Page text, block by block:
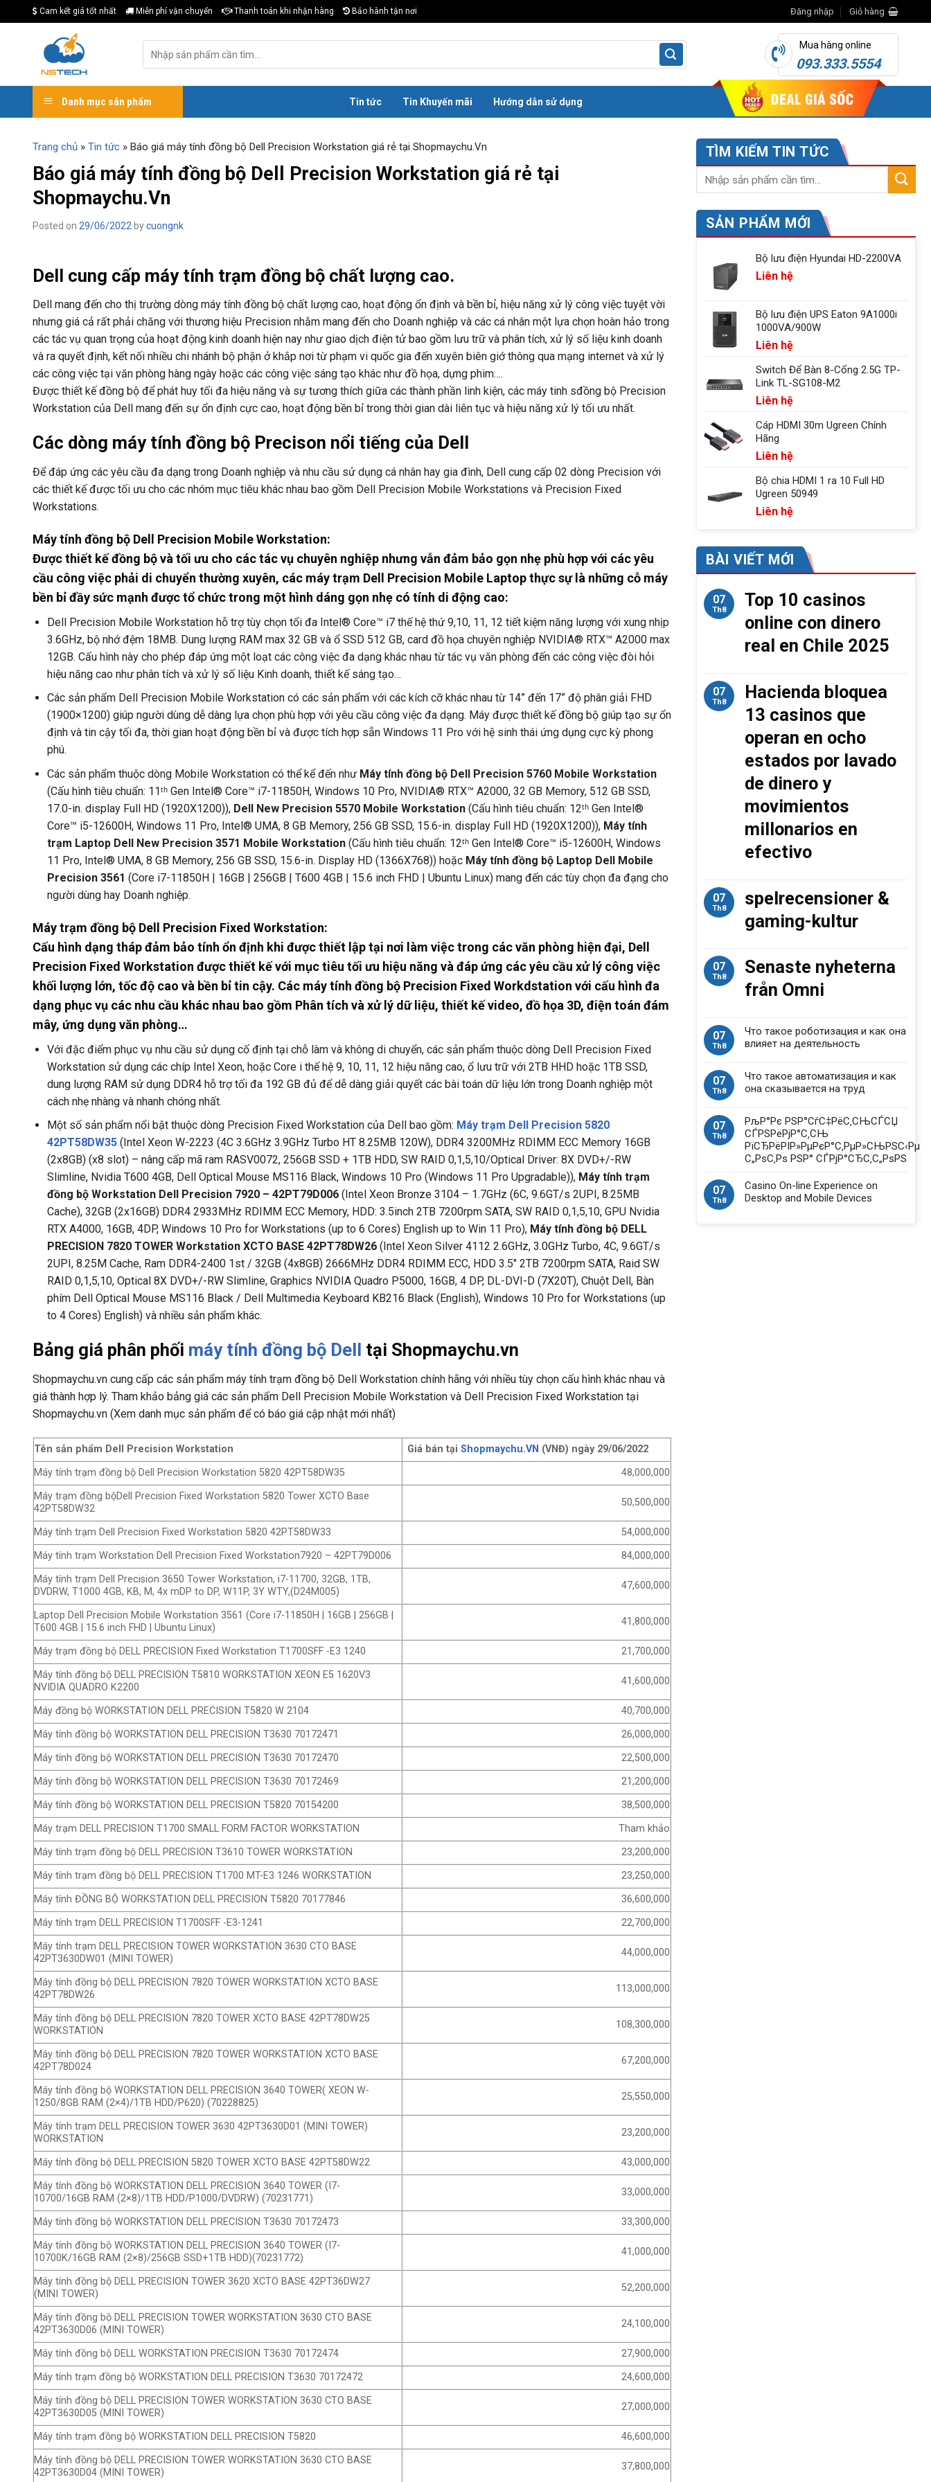
to
Cam kết giá tốt nhất Miễn phí vận chuyển Thanh toán khi nhận hàng Bảo hành tận nơi Đăng nhập Giỏ hàng
kiếm:
Mua hàng online
093.333.5554
Danh mục sản phẩm Tin tức Tin Khuyến mãi Hướng dẫn sử dụng
Trang chủ » Tin tức » Báo giá máy tính đồng bộ Dell Precision Workstation giá rẻ tại Shopmaychu.Vn
Báo giá máy tính đồng bộ Dell Precision Workstation giá rẻ tại
Shopmaychu.Vn
Posted on 29/06/2022 bycuongnk
Dell cung cấp máy tính trạm đồng bộ chất lượng cao.
Dell mang đến cho thị trường dòng máy tính đồng bộ chất lượng cao, hoạt động ổn định và bền bỉ, hiệu năng xử lý công việc tuyệt vời
nhưng giá cả rất phải chăng với thương hiệu Precision nhằm mang đến cho Doanh nghiệp và các cá nhân một lựa chọn hoàn hảo trong
các tác vụ quan trọng của hoạt động kinh doanh hiện nay như giao dịch điện tử bao gồm lưu trữ và phân tích, xử lý số liệu kinh doanh
và ra quyết định, kết nối nhiều chi nhánh bộ phận ở khắp nơi từ phạm vi quốc gia đến xuyên biên giớ thông qua mạng internet và xử lý
các công việc tại văn phòng hàng ngày hoặc các công việc sáng tạo khác như đồ họa, dựng phim….
Được thiết kế đồng bộ để phát huy tối đa hiệu năng và sự tương thích giữa các thành phần linh kiện, các máy tinh sđồng bộ Precision
Workstation của Dell mang đến sự ổn định cực cao, hoạt động bền bỉ trong thời gian dài liên tục và hiệu năng xử lý tối ưu nhất.
Các dòng máy tính đồng bộ Precison nổi tiếng của Dell
Để đáp ứng các yêu cầu đa dạng trong Doanh nghiệp và nhu cầu sử dụng cá nhân hay gia đình, Dell cung cấp 02 dòng Precision với
các thiết kế được tối ưu cho các nhóm mục tiêu khác nhau bao gồm Dell Precision Mobile Workstations và Precision Fixed
Workstations.
Máy tính đồng bộ Dell Precision Mobile Workstation:
Được thiết kế đồng bộ và tối ưu cho các tác vụ chuyên nghiệp nhưng vẫn đảm bảo gọn nhẹ phù hợp với các yêu
cầu công việc phải di chuyển thường xuyên, các máy trạm Dell Precision Mobile Laptop thực sự là những cỗ máy
bền bỉ đầy sức mạnh được tổ chức trong một hình dáng gọn nhẹ có tính di động cao:
Dell Precision Mobile Workstation hỗ trợ tùy chọn tối đa Intel® Core™ i7 thế hệ thứ 9,10, 11, 12 tiết kiệm năng lượng với xung nhịp
3.6GHz, bộ nhớ đệm 18MB. Dung lượng RAM max 32 GB và ổ SSD 512 GB, card đồ họa chuyên nghiệp NVIDIA® RTX™ A2000 max
12GB. Cấu hình này cho phép đáp ứng một loạt các công việc đa dạng khác nhau từ tác vụ văn phòng đến các công việc đòi hỏi
hiệu năng cao như phân tích và xử lý số liệu Kinh doanh, thiết kế sáng tạo…
Các sản phẩm Dell Precision Mobile Workstation có các sản phẩm với các kích cỡ khác nhau từ 14” đến 17” độ phân giải FHD
(1900×1200) giúp người dùng dễ dàng lựa chọn phù hợp với yêu cầu công việc đa dạng. Máy được thiết kế đồng bộ giúp tạo sự ổn
định và tin cậy tối đa, thời gian hoạt động bền bỉ và được tích hợp sẵn Windows 11 Pro với hệ sinh thái ứng dụng cực kỳ phong
phú.
Các sản phẩm thuộc dòng Mobile Workstation có thể kể đến như Máy tính đồng bộ Dell Precision 5760 Mobile Workstation
(Cấu hình tiêu chuẩn: 11ᵗʰ Gen Intel® Core™ i7-11850H, Windows 10 Pro, NVIDIA® RTX™ A2000, 32 GB Memory, 512 GB SSD,
17.0-in. display Full HD (1920X1200)), Dell New Precision 5570 Mobile Workstation(Cấu hình tiêu chuẩn: 12ᵗʰ Gen Intel®
Core™ i5-12600H, Windows 11 Pro, Intel® UMA, 8 GB Memory, 256 GB SSD, 15.6-in. display Full HD (1920X1200)), Máy tính
trạm Laptop Dell New Precision 3571 Mobile Workstation(Cấu hình tiêu chuẩn: 12ᵗʰ Gen Intel® Core™ i5-12600H, Windows
11 Pro, Intel® UMA, 8 GB Memory, 256 GB SSD, 15.6-in. Display HD (1366X768)) hoặc Máy tính đồng bộ Laptop Dell Mobile
Precision 3561 (Core i7-11850H | 16GB | 256GB | T600 4GB | 15.6 inch FHD | Ubuntu Linux) mang đến các tùy chọn đa đạng cho
người dùng hay Doanh nghiệp.
Máy trạm đồng bộ Dell Precision Fixed Workstation:
Cấu hình dạng tháp đảm bảo tính ổn định khi được thiết lập tại nơi làm việc trong các văn phòng hiện đại, Dell
Precision Fixed Workstation được thiết kế với mục tiêu tối ưu hiệu năng và đáp ứng các yêu cầu xử lý công việc
khối lượng lớn, tốc độ cao và bền bỉ tin cậy. Các máy tính đồng bộ Precision Fixed Workdstation với cấu hình đa
dạng phục vụ các nhu cầu khác nhau bao gồm Phân tích và xử lý dữ liệu, thiết kế video, đồ họa 3D, điện toán đám
mây, ứng dụng văn phòng…
Với đặc điểm phục vụ nhu cầu sử dụng cố định tại chỗ làm và không di chuyển, các sản phẩm thuộc dòng Dell Precision Fixed
Workstation sử dụng các chíp Intel Xeon, hoặc Core i thế hệ 9, 10, 11, 12 hiệu năng cao, ổ lưu trữ với 2TB HHD hoặc 1TB SSD,
dung lượng RAM sử dụng DDR4 hỗ trợ tối đa 192 GB đủ để dễ dàng giải quyết các bài toán dữ liệu lớn trong Doanh nghiệp một
cách nhẹ nhàng và nhanh chóng nhất.
Một số sản phẩm nổi bật thuộc dòng Precision Fixed Workstation của Dell bao gồm: Máy trạm Dell Precision 5820
42PT58DW35(Intel Xeon W-2223 (4C 3.6GHz 3.9GHz Turbo HT 8.25MB 120W), DDR4 3200MHz RDIMM ECC Memory 16GB
(2x8GB) (x8 slot) – nâng cấp mã ram RASV0072, 256GB SSD + 1TB HDD, SW RAID 0,1,5,10/Optical Driver: 8X DVD+/-RW
Slimline, Nvidia T600 4GB, Dell Optical Mouse MS116 Black, Windows 10 Pro (Windows 11 Pro Upgradable)), Máy tính trạm
đồng bộ Workstation Dell Precision 7920 – 42PT79D006(Intel Xeon Bronze 3104 – 1.7GHz (6C, 9.6GT/s 2UPI, 8.25MB
Cache), 32GB (2x16GB) DDR4 2933MHz RDIMM ECC Memory, HDD: 3.5inch 2TB 7200rpm SATA, SW RAID 0,1,5,10, GPU Nvidia
RTX A4000, 16GB, 4DP, Windows 10 Pro for Workstations (up to 6 Cores) English up to Win 11 Pro), Máy tính đồng bộ DELL
PRECISION 7820 TOWER Workstation XCTO BASE 42PT78DW26(Intel Xeon Silver 4112 2.6GHz, 3.0GHz Turbo, 4C, 9.6GT/s
2UPI, 8.25M Cache, Ram DDR4-2400 1st / 32GB (4x8GB) 2666MHz DDR4 RDIMM ECC, HDD 3.5″ 2TB 7200rpm SATA, Raid SW
RAID 0,1,5,10, Optical 8X DVD+/-RW Slimline, Graphics NVIDIA Quadro P5000, 16GB, 4 DP, DL-DVI-D (7X20T), Chuột Dell, Bàn
phím Dell Optical Mouse MS116 Black / Dell Multimedia Keyboard KB216 Black (English), Windows 10 Pro for Workstations (up
to 4 Cores) English) và nhiều sản phẩm khác.
Bảng giá phân phối máy tính đồng bộ Dell tại Shopmaychu.vn
Shopmaychu.vn cung cấp các sản phẩm máy tính trạm đồng bộ Dell Workstation chính hãng với nhiều tùy chọn cấu hình khác nhau và
giá thành hợp lý. Tham khảo bảng giá các sản phẩm Dell Precision Mobile Workstation và Dell Precision Fixed Workstation tại
Shopmaychu.vn (Xem danh mục sản phẩm để có báo giá cập nhật mới nhất)
Tên sản phẩm Dell Precision Workstation Giá bán tạiShopmaychu.VN (VNĐ) ngày 29/06/2022
Máy tính trạm đồng bộ Dell Precision Workstation 5820 42PT58DW35
48,000,000
Máy trạm đồng bộDell Precision Fixed Workstation 5820 Tower XCTO Base
42PT58DW32
50,500,000
Máy tính trạm Dell Precision Fixed Workstation 5820 42PT58DW33
54,000,000
Máy tính trạm Workstation Dell Precision Fixed Workstation7920 – 42PT79D006
84,000,000
Máy tính trạm Dell Precision 3650 Tower Workstation, i7-11700, 32GB, 1TB,
DVDRW, T1000 4GB, KB, M, 4x mDP to DP, W11P, 3Y WTY,(D24M005)
47,600,000
Laptop Dell Precision Mobile Workstation 3561 (Core i7-11850H | 16GB | 256GB |
T600 4GB | 15.6 inch FHD | Ubuntu Linux)
41,800,000
Máy trạm đồng bộ DELL PRECISION Fixed Workstation T1700SFF -E3 1240
21,700,000
Máy tính đồng bộ DELL PRECISION T5810 WORKSTATION XEON E5 1620V3
NVIDIA QUADRO K2200
41,600,000
Máy đồng bộ WORKSTATION DELL PRECISION T5820 W 2104
40,700,000
Máy tính đồng bộ WORKSTATION DELL PRECISION T3630 70172471
26,000,000
Máy tính đồng bộ WORKSTATION DELL PRECISION T3630 70172470
22,500,000
Máy tính đồng bộ WORKSTATION DELL PRECISION T3630 70172469
21,200,000
Máy tính đồng bộ WORKSTATION DELL PRECISION T5820 70154200
38,500,000
Máy trạm DELL PRECISION T1700 SMALL FORM FACTOR WORKSTATION
Tham khảo
Máy tính trạm đồng bộ DELL PRECISION T3610 TOWER WORKSTATION
23,200,000
Máy tính trạm đồng bộ DELL PRECISION T1700 MT-E3 1246 WORKSTATION
23,250,000
Máy tính ĐỒNG BỘ WORKSTATION DELL PRECISION T5820 70177846
36,600,000
Máy tính trạm DELL PRECISION T1700SFF -E3-1241
22,700,000
Máy tính trạm DELL PRECISION TOWER WORKSTATION 3630 CTO BASE
42PT3630DW01 (MINI TOWER)
44,000,000
Máy tính đồng bộ DELL PRECISION 7820 TOWER WORKSTATION XCTO BASE
42PT78DW26
113,000,000
Máy tính đồng bộ DELL PRECISION 7820 TOWER XCTO BASE 42PT78DW25
WORKSTATION
108,300,000
Máy tính đồng bộ DELL PRECISION 7820 TOWER WORKSTATION XCTO BASE
42PT78D024
67,200,000
Máy tính đồng bộ WORKSTATION DELL PRECISION 3640 TOWER( XEON W-
1250/8GB RAM (2×4)/1TB HDD/P620) (70228825)
25,550,000
Máy tính trạm DELL PRECISION TOWER 3630 42PT3630D01 (MINI TOWER)
WORKSTATION
23,200,000
Máy tính đồng bộ DELL PRECISION 5820 TOWER XCTO BASE 42PT58DW22
43,000,000
Máy tính đồng bộ WORKSTATION DELL PRECISION 3640 TOWER (I7-
10700/16GB RAM (2×8)/1TB HDD/P1000/DVDRW) (70231771)
33,000,000
Máy tính đồng bộ WORKSTATION DELL PRECISION T3630 70172473
33,300,000
Máy tính đồng bộ WORKSTATION DELL PRECISION 3640 TOWER (I7-
10700K/16GB RAM (2×8)/256GB SSD+1TB HDD)(70231772)
41,000,000
Máy tính đồng bộ DELL PRECISION TOWER 3620 XCTO BASE 42PT36DW27
(MINI TOWER)
52,200,000
Máy tính đồng bộ DELL PRECISION TOWER WORKSTATION 3630 CTO BASE
42PT3630D06 (MINI TOWER)
24,100,000
Máy tính đồng bộ DELL WORKSTATION PRECISION T3630 70172474
27,900,000
Máy tính trạm đồng bộ WORKSTATION DELL PRECISION T3630 70172472
24,600,000
Máy tính đồng bộ DELL PRECISION TOWER WORKSTATION 3630 CTO BASE
42PT3630D05 (MINI TOWER)
27,000,000
Máy tính trạm đồng bộ WORKSTATION DELL PRECISION T5820
46,600,000
Máy tính đồng bộ DELL PRECISION TOWER WORKSTATION 3630 CTO BASE
42PT3630D04 (MINI TOWER)
37,800,000
TÌM KIẾM TIN TỨC
SẢN PHẨM MỚI
Bộ lưu điện Hyundai HD-2200VA
Liên hệ
Bộ lưu điện UPS Eaton 9A1000i
1000VA/900W
Liên hệ
Switch Để Bàn 8-Cổng 2.5G TP-
Link TL-SG108-M2
Liên hệ
Cáp HDMI 30m Ugreen Chính
Hãng
Liên hệ
Bộ chia HDMI 1 ra 10 Full HD
Ugreen 50949
Liên hệ
BÀI VIẾT MỚI
07
Th8
Top 10 casinos
online con dinero
real en Chile 2025
07
Th8
Hacienda bloquea
13 casinos que
operan en ocho
estados por lavado
de dinero y
movimientos
millonarios en
efectivo
07
Th8
spelrecensioner &
gaming-kultur
07
Th8
Senaste nyheterna
från Omni
07
Th8
Что такое роботизация и как она
влияет на деятельность
07
Th8
Что такое автоматизация и как
она сказывается на труд
07
Th8
РљР°Рє РЅР°СѓС‡РёС‚СЊСЃСЏ
СЃРЅРёРјР°С‚СЊ
РїСЂРёРІР»РµРєР°С‚РµР»СЊРЅС‹Рµ
С„РѕС‚Рѕ РЅР° СЃРјР°СЂС‚С„РѕРЅ
07
Th8
Casino On-line Experience on
Desktop and Mobile Devices